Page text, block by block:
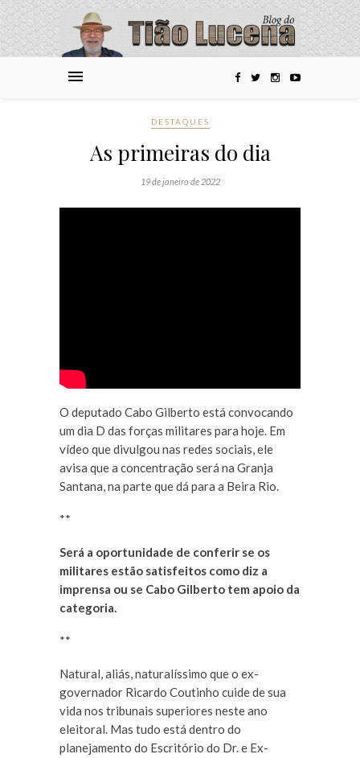
DESTAQUES
As primeiras do dia
19 de janeiro de 2022
O deputado Cabo Gilberto está convocando
um dia D das forças militares para hoje. Em
vídeo que divulgou nas redes sociais, ele
avisa que a concentração será na Granja
Santana, na parte que dá para a Beira Rio.
**
Será a oportunidade de conferir se os
militares estão satisfeitos como diz a
imprensa ou se Cabo Gilberto tem apoio da
categoria.
**
Natural, aliás, naturalíssimo que o ex-
governador Ricardo Coutinho cuide de sua
vida nos tribunais superiores neste ano
eleitoral. Mas tudo está dentro do
planejamento do Escritório do Dr. e Ex-